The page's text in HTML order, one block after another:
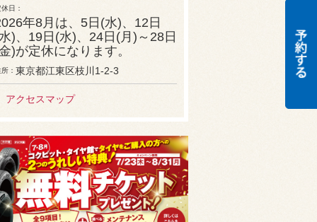
日
年8月は、5日(水)、12日
)、19日(水)、24日(月)～28日
)が定休になります。
所 東京都江東区枝川1-2-3
アクセスマップ